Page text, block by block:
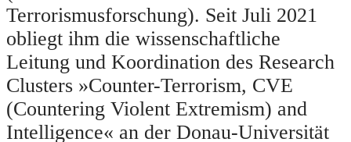
Terrorismusforschung). Seit Juli 2021
obliegt ihm die wissenschaftliche
Leitung und Koordination des Research
Clusters »Counter-Terrorism, CVE
(Countering Violent Extremism) and
Intelligence« an der Donau-Universität